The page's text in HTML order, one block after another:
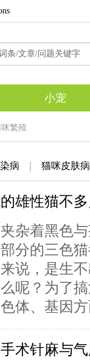
小宠
繁殖
病 猫咪皮肤病
雄性猫不
杂着黑色
分的三色
说，是生
呢？为了
体、基因
术针麻与